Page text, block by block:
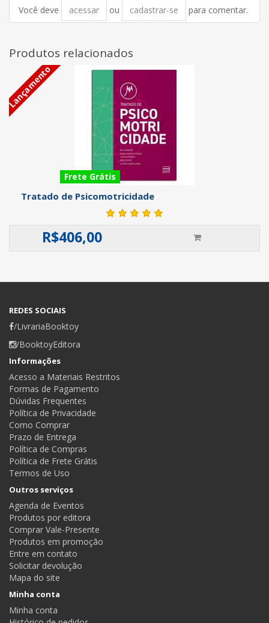
Você deve acessar ou cadastrar-se para comentar.
Produtos relacionados
Lançamento
Frete Grátis
Tratado de Psicomotricidade
R$406,00
REDES SOCIAIS
/LivrariaBooktoy
/BooktoyEditora
Informações
Acesso a Materiais Restritos
Formas de Pagamento
Dúvidas Frequentes
Política de Privacidade
Como Comprar
Prazo de Entrega
Política de Compras
Política de Frete Grátis
Termos de Uso
Outros serviços
Agenda de Eventos
Produtos por editora
Comprar Vale-Presente
Produtos em promoção
Entre em contato
Solicitar devolução
Mapa do site
Minha conta
Minha conta